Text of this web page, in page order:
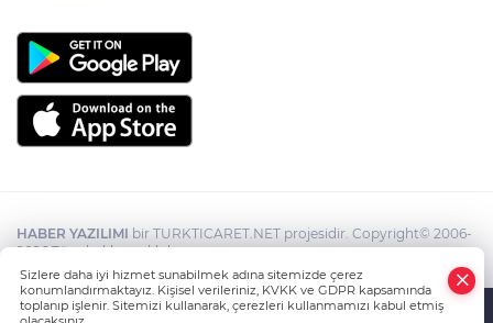
HABER YAZILIMI bir TURKTICARET.NET projesidir. Copyright© 2006-
2026 Tüm hakları saklıdır.
Sizlere daha iyi hizmet sunabilmek adına sitemizde çerez
konumlandırmaktayız. Kişisel verileriniz, KVKK ve GDPR kapsamında
toplanıp işlenir. Sitemizi kullanarak, çerezleri kullanmamızı kabul etmiş